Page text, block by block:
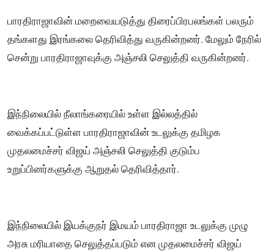
பாரதிராஜாவின் மறைவையடுத்து திரைப்பிரபலங்கள் பலரும்
தங்களது இரங்கலை தெரிவித்து வருகின்றனர். மேலும் நேரில்
சென்று பாரதிராஜாவுக்கு அஞ்சலி செலுத்தி வருகின்றனர்.
இந்நிலையில் நீலாங்கரையில் உள்ள இல்லத்தில்
வைக்கப்பட்டுள்ள பாரதிராஜாவின் உடலுக்கு தமிழக
முதலமைச்சர் விஜய் அஞ்சலி செலுத்தி குடும்ப
உறுப்பினர்களுக்கு ஆறுதல் தெரிவித்தார்.
இந்நிலையில் இயக்குநர் இமயம் பாரதிராஜா உடலுக்கு முழு
அரசு மரியாதை செலுத்தப்படும் என முதலமைச்சர் விஜய்